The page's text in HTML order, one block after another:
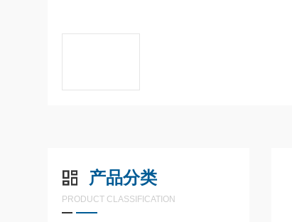
产品分类
PRODUCT CLASSIFICATION